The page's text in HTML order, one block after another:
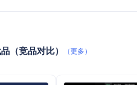
（竞品对比） （更多）